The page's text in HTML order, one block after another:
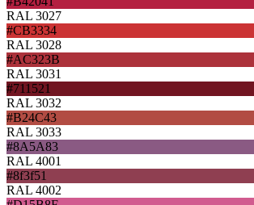
RAL 3027
#CB3334
RAL 3028
#AC323B
RAL 3031
#711521
RAL 3032
#B24C43
RAL 3033
#8A5A83
RAL 4001
#8f3f51
RAL 4002